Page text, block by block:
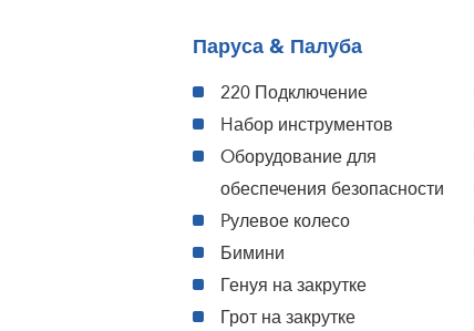
Паруса & Палуба
220 Подключение
Hабор инструментов
Oборудование для
обеспечения безопасности
Pулевое колесо
Бимини
Генуя на закрутке
Грот на закрутке